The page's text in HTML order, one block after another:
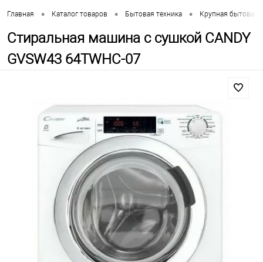
Главная • Каталог товаров • Бытовая техника • Крупная бытовая
Стиральная машина с сушкой CANDY
GVSW43 64TWHC-07